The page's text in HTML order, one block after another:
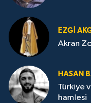
EZGI
Akran
HASAN
Türkiye
hamlesi